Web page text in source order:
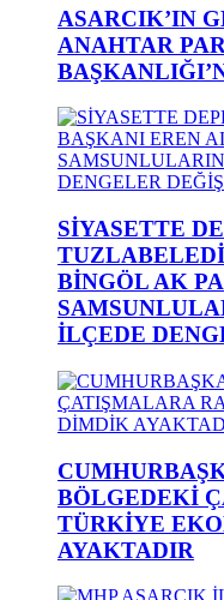
ASARCIK’IN
ANAHTAR
SİYASETTE
BİNGÖL AK
İLÇEDE
BÖLGEDEKİ
TÜRKİYE
AYAKTADIR